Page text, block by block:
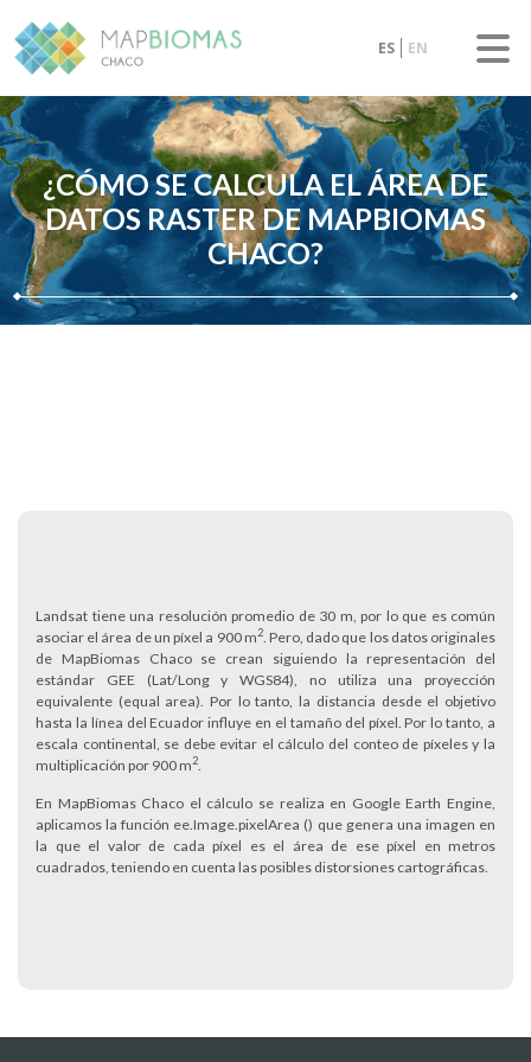
ES EN
¿CÓMO SE CALCULA EL ÁREA DE
DATOS RASTER DE MAPBIOMAS
CHACO?
Landsat tiene una resolución promedio de 30 m, por lo que es común
asociar el área de un píxel a 900 m2. Pero, dado que los datos originales
de MapBiomas Chaco se crean siguiendo la representación del
estándar GEE (Lat/Long y WGS84), no utiliza una proyección
equivalente (equal area). Por lo tanto, la distancia desde el objetivo
hasta la línea del Ecuador influye en el tamaño del píxel. Por lo tanto, a
escala continental, se debe evitar el cálculo del conteo de píxeles y la
multiplicación por 900 m2.
En MapBiomas Chaco el cálculo se realiza en Google Earth Engine,
aplicamos la función ee.Image.pixelArea () que genera una imagen en
la que el valor de cada píxel es el área de ese píxel en metros
cuadrados, teniendo en cuenta las posibles distorsiones cartográficas.